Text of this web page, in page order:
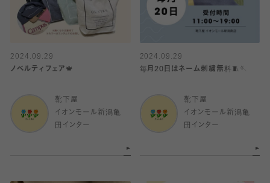
2024.09.29
ノベルティフェア🍁
靴下屋
イオンモール新潟亀
田インター
2024.09.29
毎月20日はネーム刺繍無料🧵🪡
靴下屋
イオンモール新潟亀
田インター